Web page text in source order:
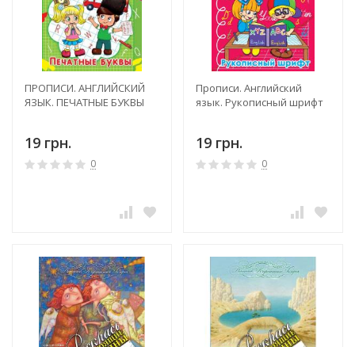
ПРОПИСИ. АНГЛИЙСКИЙ
ЯЗЫК. ПЕЧАТНЫЕ БУКВЫ
19 грн.
0
Прописи. Английский
язык. Рукописный шрифт
19 грн.
0